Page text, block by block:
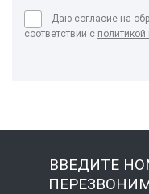
Даю согласие на
соответствии с
ВВЕДИТЕ